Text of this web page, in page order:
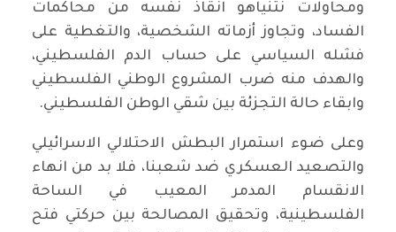
ومحاولات نتنياهو انقاذ نفسه من محاكمات
الفساد، وتجاوز أزماته الشخصية، والتغطية على
فشله السياسي على حساب الدم الفلسطيني،
والهدف منه ضرب المشروع الوطني الفلسطيني
وابقاء حالة التجزئة بين شقي الوطن الفلسطيني.
وعلى ضوء استمرار البطش الاحتلالي الاسرائيلي
والتصعيد العسكري ضد شعبنا، فلا بد من انهاء
الانقسام المدمر المعيب في الساحة
الفلسطينية، وتحقيق المصالحة بين حركتي فتح